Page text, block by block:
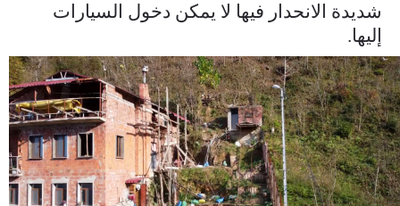
شديدة الانحدار فيها لا يمكن دخول السيارات
إليها.
d18087d9700d0df86d4f35460b9a5d8f.jpg